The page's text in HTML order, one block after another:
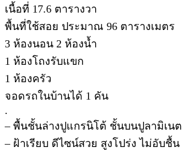
เนื้อที่ 17.6 ตารางวา
พื้นที่ใช้สอย ประมาณ 96 ตารางเมตร
3 ห้องนอน 2 ห้องน้ำ
1 ห้องโถงรับแขก
1 ห้องครัว
จอดรถในบ้านได้ 1 คัน
.
– พื้นชั้นล่างปูแกรนิโต้ ชั้นบนปูลามิเนต
– ฝ้าเรียบ ดีไซน์สวย สูงโปร่ง ไม่อับชื้น